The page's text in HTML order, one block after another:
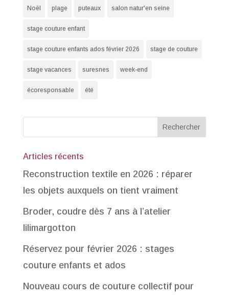
Noël plage puteaux salon natur'en seine
stage couture enfant
stage couture enfants ados février 2026 stage de couture
stage vacances suresnes week-end
écoresponsable été
Articles récents
Reconstruction textile en 2026 : réparer
les objets auxquels on tient vraiment
Broder, coudre dès 7 ans à l’atelier
lilimargotton
Réservez pour février 2026 : stages
couture enfants et ados
Nouveau cours de couture collectif pour